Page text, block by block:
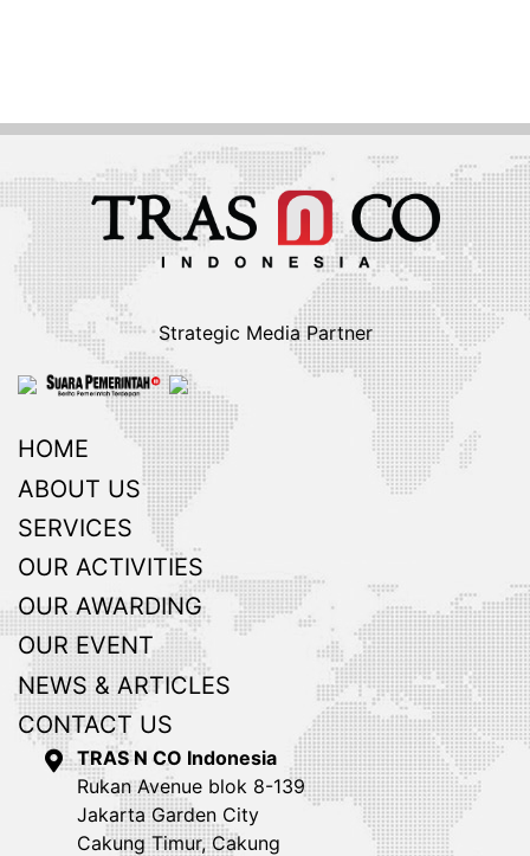
Strategic Media Partner
HOME
ABOUT US
SERVICES
OUR ACTIVITIES
OUR AWARDING
OUR EVENT
NEWS & ARTICLES
CONTACT US
TRAS N CO Indonesia
Rukan Avenue blok 8-139
Jakarta Garden City
Cakung Timur, Cakung